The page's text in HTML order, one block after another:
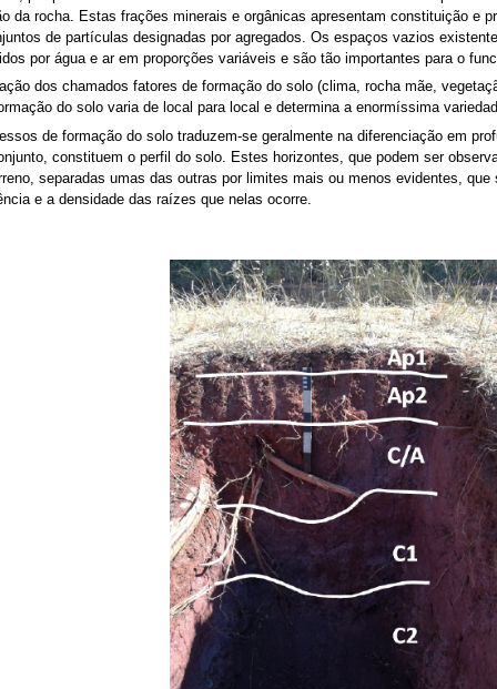
da rocha. Estas frações minerais e orgânicas apresentam constituição e
de partículas designadas por agregados. Os espaços vazios
por água e ar em proporções variáveis e são tão importantes para o
dos chamados fatores de formação do solo (clima, rocha mãe,
do solo varia de local para local e determina a enormíssima
de formação do solo traduzem-se geralmente na diferenciação em
constituem o perfil do solo. Estes horizontes, que podem ser
separadas umas das outras por limites mais ou menos evidentes,
e a densidade das raízes que nelas ocorre.